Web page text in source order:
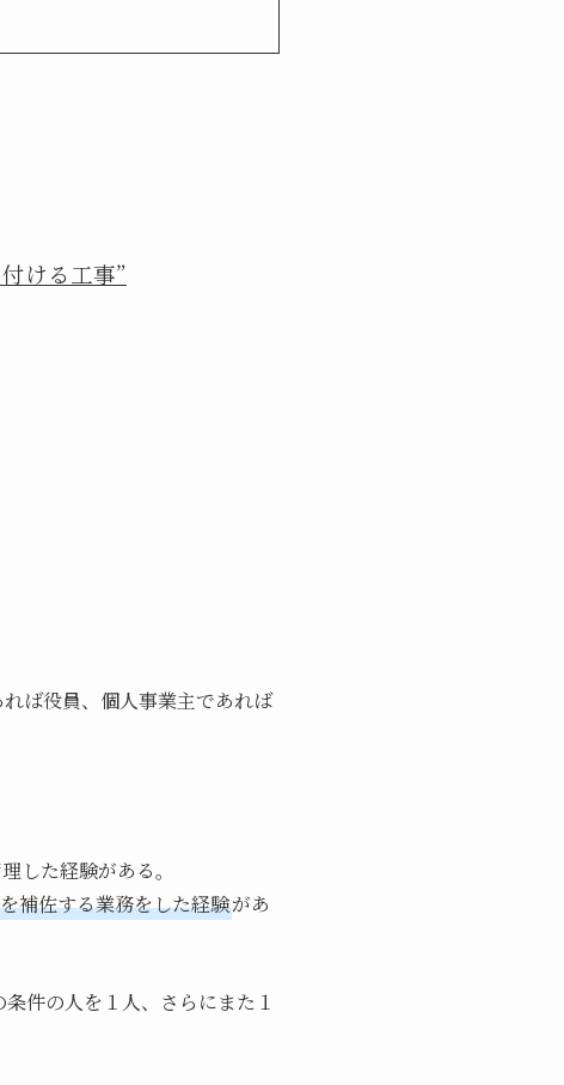
ける工事”
ば役員、個人事業主であれば
した経験がある。
補佐する業務をした経験があ
件の人を１人、さらにまた１